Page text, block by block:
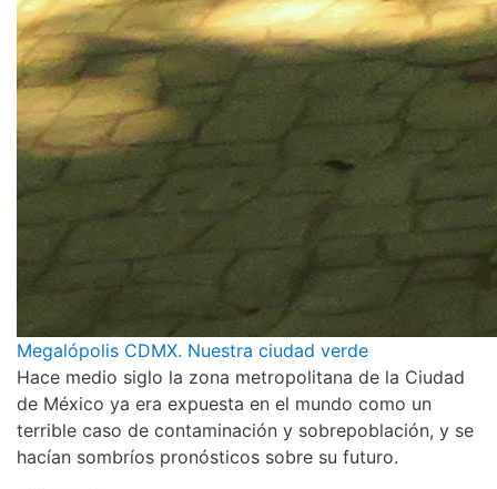
Megalópolis CDMX. Nuestra ciudad verde
Hace medio siglo la zona metropolitana de la Ciudad
de México ya era expuesta en el mundo como un
terrible caso de contaminación y sobrepoblación, y se
hacían sombríos pronósticos sobre su futuro.